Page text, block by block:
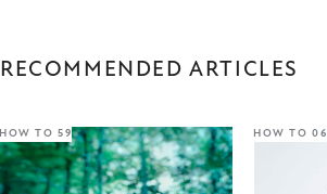
RECOMMENDED ARTICLES
HOW TO 59 HOW TO 06